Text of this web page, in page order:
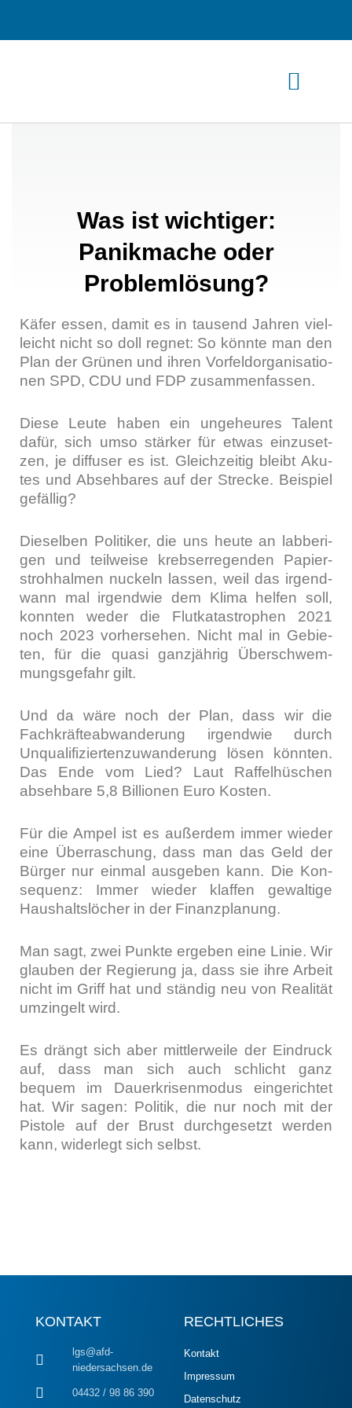
Zum
Was ist wichtiger:
Panikmache oder
Problemlösung?
Käfer essen, damit es in tau­send Jah­ren viel­
leicht nicht so doll reg­net: So könn­te man den
Plan der Grü­nen und ihren Vor­feld­or­ga­ni­sa­tio­
nen SPD, CDU und FDP zusam­men­fas­sen.
Die­se Leu­te haben ein unge­heu­res Talent
dafür, sich umso stär­ker für etwas ein­zu­set­
zen, je dif­fu­ser es ist. Gleich­zei­tig bleibt Aku­
tes und Abseh­ba­res auf der Stre­cke. Bei­spiel
gefäl­lig?
Die­sel­ben Poli­ti­ker, die uns heu­te an lab­be­ri­
gen und teil­wei­se krebs­er­re­gen­den Papier­
stroh­hal­men nuckeln las­sen, weil das irgend­
wann mal irgend­wie dem Kli­ma hel­fen soll,
konn­ten weder die Flut­ka­ta­stro­phen 2021
noch 2023 vor­her­se­hen. Nicht mal in Gebie­
ten, für die qua­si ganz­jäh­rig Über­schwem­
mungs­ge­fahr gilt.
Und da wäre noch der Plan, dass wir die
Fach­kräf­te­ab­wan­de­rung irgend­wie durch
Unqua­li­fi­zier­ten­zu­wan­de­rung lösen könn­ten.
Das Ende vom Lied? Laut Raf­fel­hü­schen
abseh­ba­re 5,8 Bil­lio­nen Euro Kos­ten.
Für die Ampel ist es außer­dem immer wie­der
eine Über­ra­schung, dass man das Geld der
Bür­ger nur ein­mal aus­ge­ben kann. Die Kon­
se­quenz: Immer wie­der klaf­fen gewal­ti­ge
Haus­halts­lö­cher in der Finanz­pla­nung.
Man sagt, zwei Punk­te erge­ben eine Linie. Wir
glau­ben der Regie­rung ja, dass sie ihre Arbeit
nicht im Griff hat und stän­dig neu von Rea­li­tät
umzin­gelt wird.
Es drängt sich aber mitt­ler­wei­le der Ein­druck
auf, dass man sich auch schlicht ganz
bequem im Dau­er­kri­sen­mo­dus ein­ge­rich­tet
hat. Wir sagen: Poli­tik, die nur noch mit der
Pis­to­le auf der Brust durch­ge­setzt wer­den
kann, wider­legt sich selbst.
KONTAKT
lgs@afd-
niedersachsen.de
04432 / 98 86 390
RECHTLICHES
Kontakt
Impressum
Datenschutz